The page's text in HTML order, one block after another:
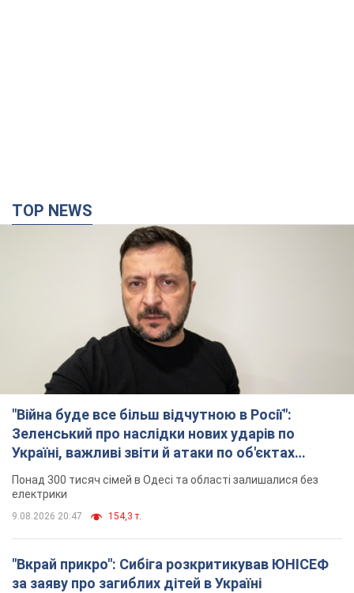
TOP NEWS
"Війна буде все більш відчутною в Росії":
Зеленський про наслідки нових ударів по
Україні, важливі звіти й атаки по об'єктах
ворога. Відео
Понад 300 тисяч сімей в Одесі та області залишалися без
електрики
9.08.2026 20:47 154,3 т.
"Вкрай прикро": Сибіга розкритикував ЮНІСЕФ
за заяву про загиблих дітей в Україні